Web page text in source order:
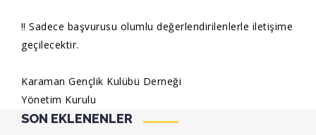
‼️ Sadece başvurusu olumlu değerlendirilenlerle iletişime
geçilecektir.
Karaman Gençlik Kulübü Derneği
Yönetim Kurulu
SON EKLENENLER